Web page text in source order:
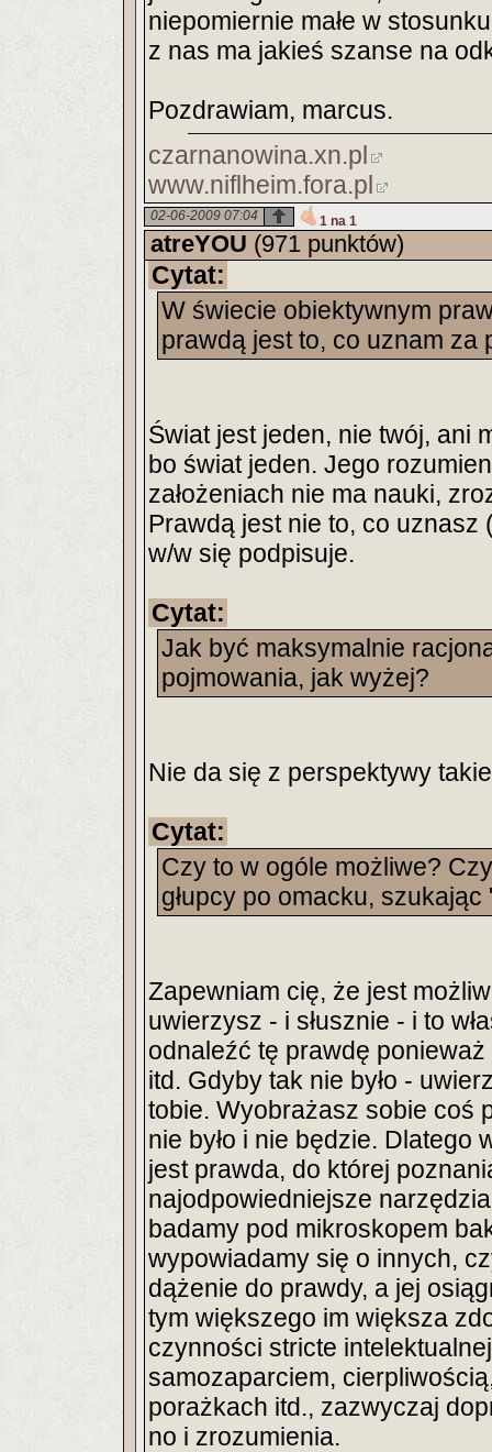
niepomiernie małe w
z nas ma jakieś szanse na
Pozdrawiam, marcus.
czarnanowina.xn.pl
www.niflheim.fora.pl
02-06-2009 07:04 1 na 1
atreYOU (971 punktów)
Cytat:
W świecie obiektywnym
prawdą jest to, co uznam za
Świat jest jeden, nie twój, ani
bo świat jeden. Jego
założeniach nie ma nauki,
Prawdą jest nie to, co uznasz
w/w się podpisuje.
Cytat:
Jak być maksymalnie
pojmowania, jak wyżej?
Nie da się z perspektywy
Cytat:
Czy to w ogóle możliwe?
głupcy po omacku,
Zapewniam cię, że jest
uwierzysz - i słusznie - i to
odnaleźć tę prawdę
itd. Gdyby tak nie było -
tobie. Wyobrażasz sobie coś
nie było i nie będzie. Dlatego
jest prawda, do której
najodpowiedniejsze
badamy pod mikroskopem
wypowiadamy się o innych,
dążenie do prawdy, a jej
tym większego im większa
czynności stricte
samozaparciem,
porażkach itd., zazwyczaj
no i zrozumienia.